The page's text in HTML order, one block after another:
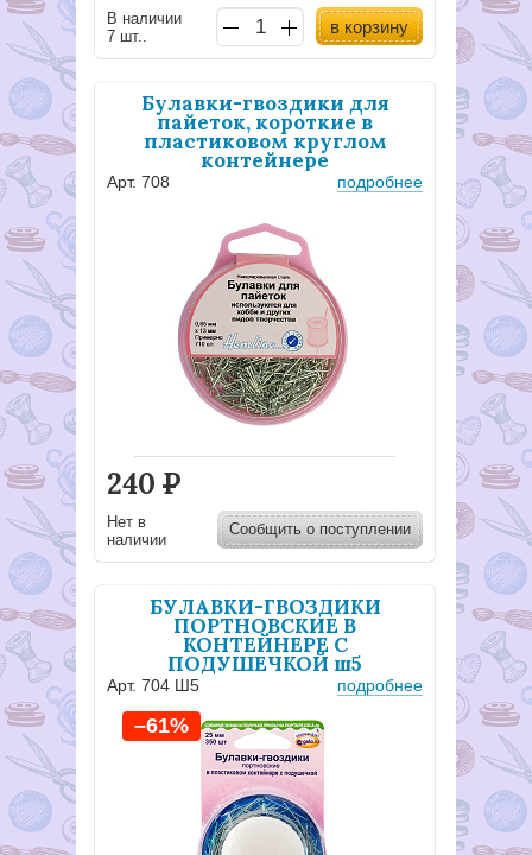
В наличии
7 шт..
в корзину
Булавки-гвоздики для
пайеток, короткие в
пластиковом круглом
контейнере
Арт. 708 подробнее
240 Р
Нет в
наличии
Сообщить о поступлении
БУЛАВКИ-ГВОЗДИКИ
ПОРТНОВСКИЕ В
КОНТЕЙНЕРЕ С
ПОДУШЕЧКОЙ ш5
Арт. 704 Ш5 подробнее
–61%